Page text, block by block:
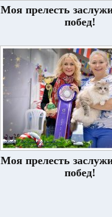
Моя прелесть
побед!
Моя прелесть
побед!